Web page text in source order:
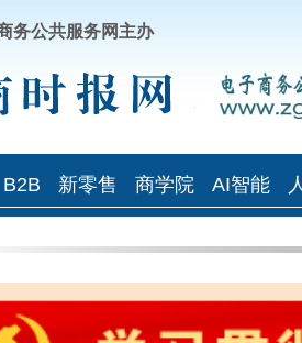
务公共服务网主办
B2B 新零售 商学院 AI智能